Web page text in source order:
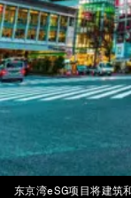
东京湾eSG项目将建筑